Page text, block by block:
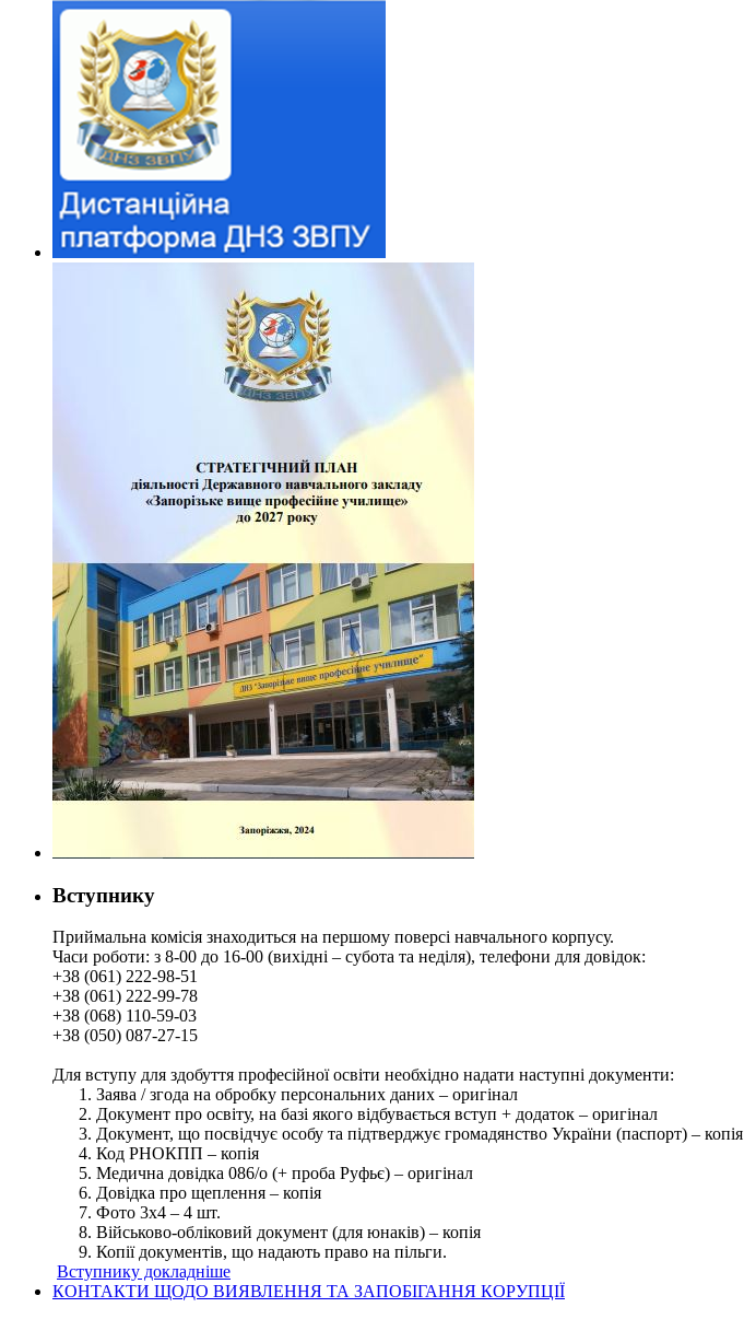
Вступнику
Приймальна комісія знаходиться на першому поверсі навчального корпусу.
Часи роботи: з 8-00 до 16-00 (вихідні – субота та неділя), телефони для довідок:
+38 (061) 222-98-51
+38 (061) 222-99-78
+38 (068) 110-59-03
+38 (050) 087-27-15
Для вступу для здобуття професійної освіти необхідно надати наступні документи:
Заява / згода на обробку персональних даних – оригінал
Документ про освіту, на базі якого відбувається вступ + додаток – оригінал
Документ, що посвідчує особу та підтверджує громадянство України (паспорт) – копія
Код РНОКПП – копія
Медична довідка 086/о (+ проба Руфьє) – оригінал
Довідка про щеплення – копія
Фото 3х4 – 4 шт.
Військово-обліковий документ (для юнаків) – копія
Копії документів, що надають право на пільги.
Вступнику докладніше
КОНТАКТИ ЩОДО ВИЯВЛЕННЯ ТА ЗАПОБІГАННЯ КОРУПЦІЇ